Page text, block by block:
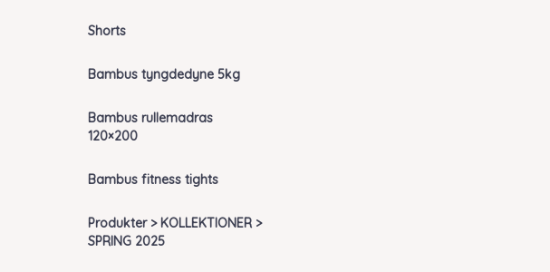
Shorts
Bambus tyngdedyne 5kg
Bambus rullemadras
120×200
Bambus fitness tights
Produkter > KOLLEKTIONER >
SPRING 2025